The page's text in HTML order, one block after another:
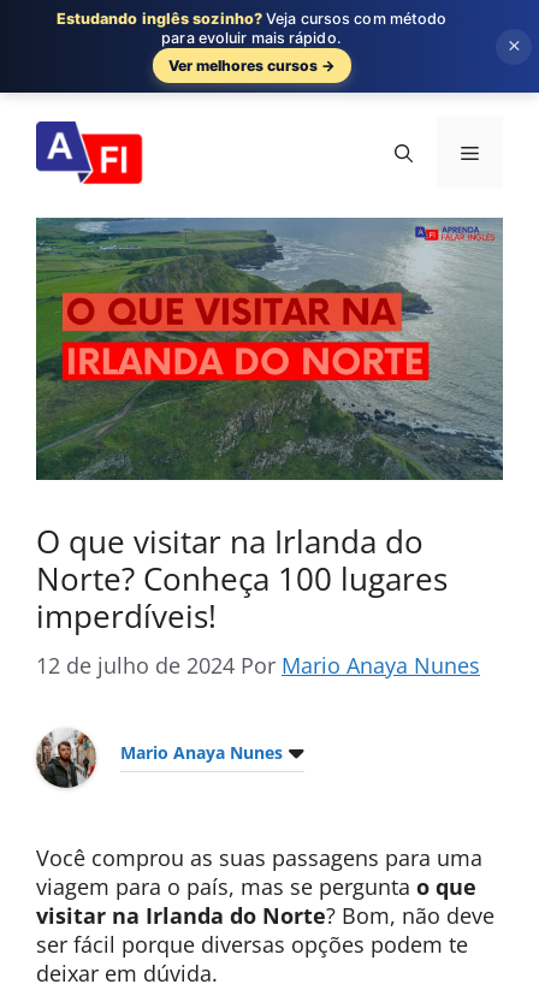
para
conteúdo
Menu
O que visitar na Irlanda do
Norte? Conheça 100 lugares
imperdíveis!
12 de julho de 2024 Por Mario Anaya Nunes
Mario Anaya Nunes
Você comprou as suas passagens para uma
viagem para o país, mas se pergunta o que
visitar na Irlanda do Norte? Bom, não deve
ser fácil porque diversas opções podem te
deixar em dúvida.
Estudando inglês sozinho? Veja cursos com método
para evoluir mais rápido.
Ver melhores cursos →
×